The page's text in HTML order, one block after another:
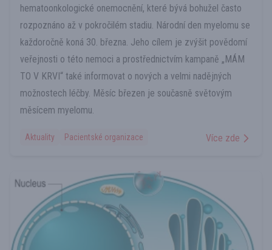
hematoonkologické onemocnění, které bývá bohužel často
rozpoznáno až v pokročilém stadiu. Národní den myelomu se
každoročně koná 30. března. Jeho cílem je zvýšit povědomí
veřejnosti o této nemoci a prostřednictvím kampaně „MÁM
TO V KRVI“ také informovat o nových a velmi nadějných
možnostech léčby. Měsíc březen je současně světovým
měsícem myelomu.
Aktuality Pacientské organizace Více zde